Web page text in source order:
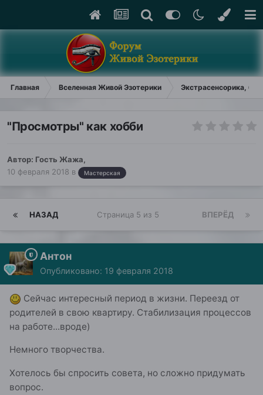
Главная Вселенная Живой Эзотерики Экстрасенсорика,
"Просмотры" как хобби
Автор: Гость Жажа,
10 февраля 2018 в Мастерская
НАЗАД ВПЕРЁД
Страница 5 из 5
Антон
Опубликовано: 19 февраля 2018
Сейчас интересный период в жизни. Переезд от
родителей в свою квартиру. Стабилизация процессов
на работе...вроде)
Немного творчества.
Хотелось бы спросить совета, но сложно придумать
вопрос.